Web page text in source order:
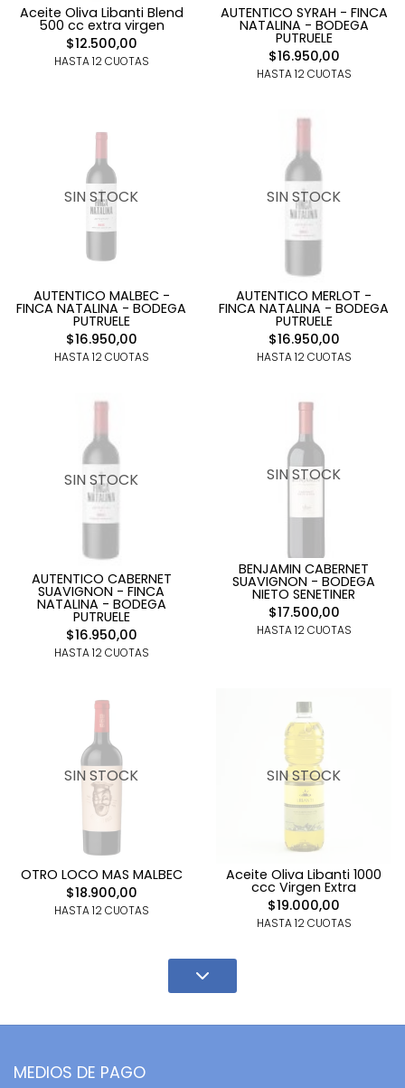
Aceite Oliva Libanti Blend
500 cc extra virgen
$12.500,00
HASTA 12 CUOTAS
AUTENTICO SYRAH - FINCA
NATALINA - BODEGA
PUTRUELE
$16.950,00
HASTA 12 CUOTAS
SIN STOCK
AUTENTICO MALBEC -
FINCA NATALINA - BODEGA
PUTRUELE
$16.950,00
HASTA 12 CUOTAS
SIN STOCK
AUTENTICO MERLOT -
FINCA NATALINA - BODEGA
PUTRUELE
$16.950,00
HASTA 12 CUOTAS
SIN STOCK
AUTENTICO CABERNET
SUAVIGNON - FINCA
NATALINA - BODEGA
PUTRUELE
$16.950,00
HASTA 12 CUOTAS
SIN STOCK
BENJAMIN CABERNET
SUAVIGNON - BODEGA
NIETO SENETINER
$17.500,00
HASTA 12 CUOTAS
SIN STOCK
OTRO LOCO MAS MALBEC
$18.900,00
HASTA 12 CUOTAS
SIN STOCK
Aceite Oliva Libanti 1000
ccc Virgen Extra
$19.000,00
HASTA 12 CUOTAS
MEDIOS DE PAGO